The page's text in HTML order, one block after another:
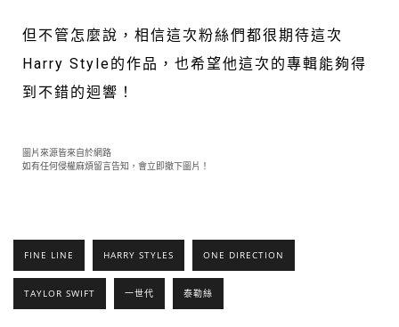
但不管怎麼說，相信這次粉絲們都很期待這次
Harry Style的作品，也希望他這次的專輯能夠得
到不錯的迴響！
圖片來源皆來自於網路
如有任何侵權麻煩留言告知，會立即撤下圖片！
FINE LINE HARRY STYLES ONE DIRECTION
TAYLOR SWIFT 一世代 泰勒絲